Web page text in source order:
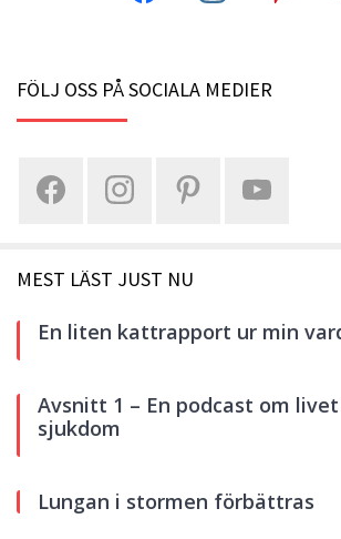
FÖLJ OSS PÅ SOCIALA MEDIER
MEST LÄST JUST NU
En liten kattrapport ur min
Avsnitt 1 – En podcast om
sjukdom
Lungan i stormen förbättras